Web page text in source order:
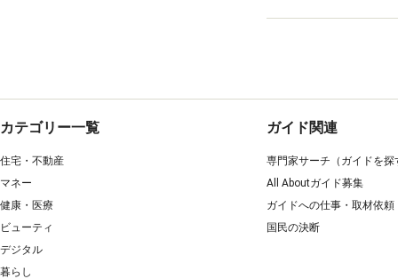
カテゴリー一覧
住宅・不動産
マネー
健康・医療
ビューティ
デジタル
暮らし
ガイド関連
専門家サーチ（ガイドを探
All Aboutガイド募集
ガイドへの仕事・取材依頼
国民の決断